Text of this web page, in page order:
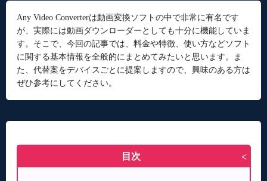
Any Video Converterは動画変換ソフトの中で非常に有名です
が、実際には動画ダウンローダーとしても十分に機能していま
す。そこで、今回の記事では、料金や特徴、使い方などソフト
に関する基本情報を全般的にまとめてみたいと思います。ま
た、代替案をデバイスごとに提案しますので、興味のある方は
ぜひ参考にしてください。
目次 >